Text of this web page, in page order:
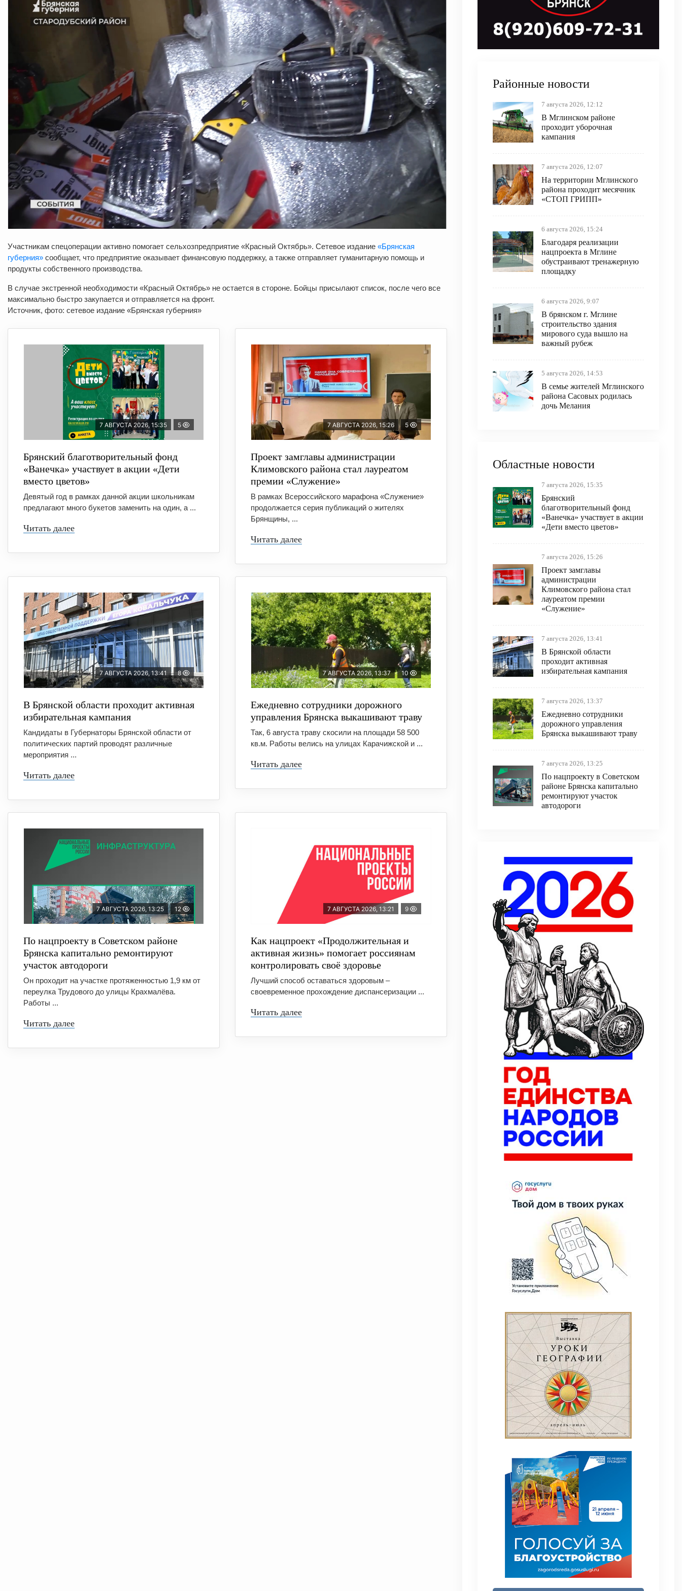
Участникам спецоперации активно помогает сельхозпредприятие «Красный Октябрь». Сетевое издание «Брянская
губерния» сообщает, что предприятие оказывает финансовую поддержку, а также отправляет гуманитарную помощь и
продукты собственного производства.
В случае экстренной необходимости «Красный Октябрь» не остается в стороне. Бойцы присылают список, после чего все
максимально быстро закупается и отправляется на фронт.
Источник, фото: сетевое издание «Брянская губерния»
7 АВГУСТА 2026, 15:35 5
Брянский благотворительный фонд
«Ванечка» участвует в акции «Дети
вместо цветов»
Девятый год в рамках данной акции школьникам
предлагают много букетов заменить на один, а ...
Читать далее
7 АВГУСТА 2026, 15:26 5
Проект замглавы администрации
Климовского района стал лауреатом
премии «Служение»
В рамках Всероссийского марафона «Служение»
продолжается серия публикаций о жителях
Брянщины, ...
Читать далее
7 АВГУСТА 2026, 13:41 8
В Брянской области проходит активная
избирательная кампания
Кандидаты в Губернаторы Брянской области от
политических партий проводят различные
мероприятия ...
Читать далее
7 АВГУСТА 2026, 13:37 10
Ежедневно сотрудники дорожного
управления Брянска выкашивают траву
Так, 6 августа траву скосили на площади 58 500
кв.м. Работы велись на улицах Карачижской и ...
Читать далее
7 АВГУСТА 2026, 13:25 12
По нацпроекту в Советском районе
Брянска капитально ремонтируют
участок автодороги
Он проходит на участке протяженностью 1,9 км от
переулка Трудового до улицы Крахмалёва.
Работы ...
Читать далее
7 АВГУСТА 2026, 13:21 9
Как нацпроект «Продолжительная и
активная жизнь» помогает россиянам
контролировать своё здоровье
Лучший способ оставаться здоровым –
своевременное прохождение диспансеризации ...
Читать далее
Районные новости
7 августа 2026, 12:12
В Мглинском районе
проходит уборочная
кампания
7 августа 2026, 12:07
На территории Мглинского
района проходит месячник
«СТОП ГРИПП»
6 августа 2026, 15:24
Благодаря реализации
нацпроекта в Мглине
обустраивают тренажерную
площадку
6 августа 2026, 9:07
В брянском г. Мглине
строительство здания
мирового суда вышло на
важный рубеж
5 августа 2026, 14:53
В семье жителей Мглинского
района Сасовых родилась
дочь Мелания
Областные новости
7 августа 2026, 15:35
Брянский
благотворительный фонд
«Ванечка» участвует в акции
«Дети вместо цветов»
7 августа 2026, 15:26
Проект замглавы
администрации
Климовского района стал
лауреатом премии
«Служение»
7 августа 2026, 13:41
В Брянской области
проходит активная
избирательная кампания
7 августа 2026, 13:37
Ежедневно сотрудники
дорожного управления
Брянска выкашивают траву
7 августа 2026, 13:25
По нацпроекту в Советском
районе Брянска капитально
ремонтируют участок
автодороги